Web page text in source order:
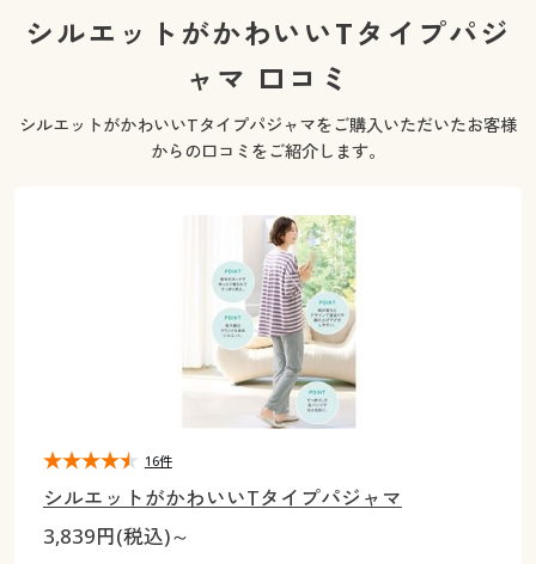
女性下着
女性下着
ジュニア・ティーンズ下着
メンズ通販すべて
家電・雑貨
寝具・インテリア・家具
寝具・インテリア・家具通販すべて
カーテン・ラグ・ファブリック
美容・健康・サプリメント
大きいサイズ通販すべて
大きいサイズ メンズ
カタログ
ジュニア・ティーンズ下着
キッチン・雑貨・日用品
寝具・インテリア・家具通販すべて
家具・収納
カーテン・ラグ・ファブリック
美容・健康通販すべて
制服・スクール
ジュニア・ティーンズ下着
大きいサイズ通販すべて
大きいサイズ レディース服
大きいサイズ メンズ
大きいサイズ 事務・制服
カタログ
シルエットがかわいいTタイプパジ
ャマ 口コミ
シルエットがかわいいTタイプパジャマをご購入いただいたお客様
からの口コミをご紹介します。
シルエットがかわいいTタイプパジャマ
3,839円(税込)～
16件